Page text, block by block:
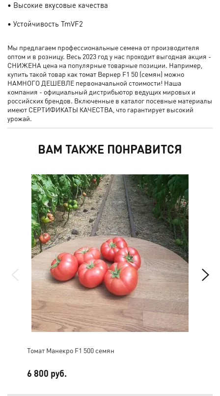
• Высокие вкусовые качества
• Устойчивость TmVF2
Мы предлагаем профессиональные семена от производителя
оптом и в розницу. Весь 2023 год у нас проходит выгодная акция -
СНИЖЕНА цена на популярные товарные позиции. Например,
купить такой товар как томат Вернер F1 50 (семян) можно
НАМНОГО ДЕШЕВЛЕ первоначальной стоимости! Наша
компания - официальный дистрибьютор ведущих мировых и
российских брендов. Включенные в каталог посевные материалы
имеют СЕРТИФИКАТЫ КАЧЕСТВА, что гарантирует высокий
урожай.
ВАМ ТАКЖЕ ПОНРАВИТСЯ
Томат Манекро F1 500 семян
6 800 руб.